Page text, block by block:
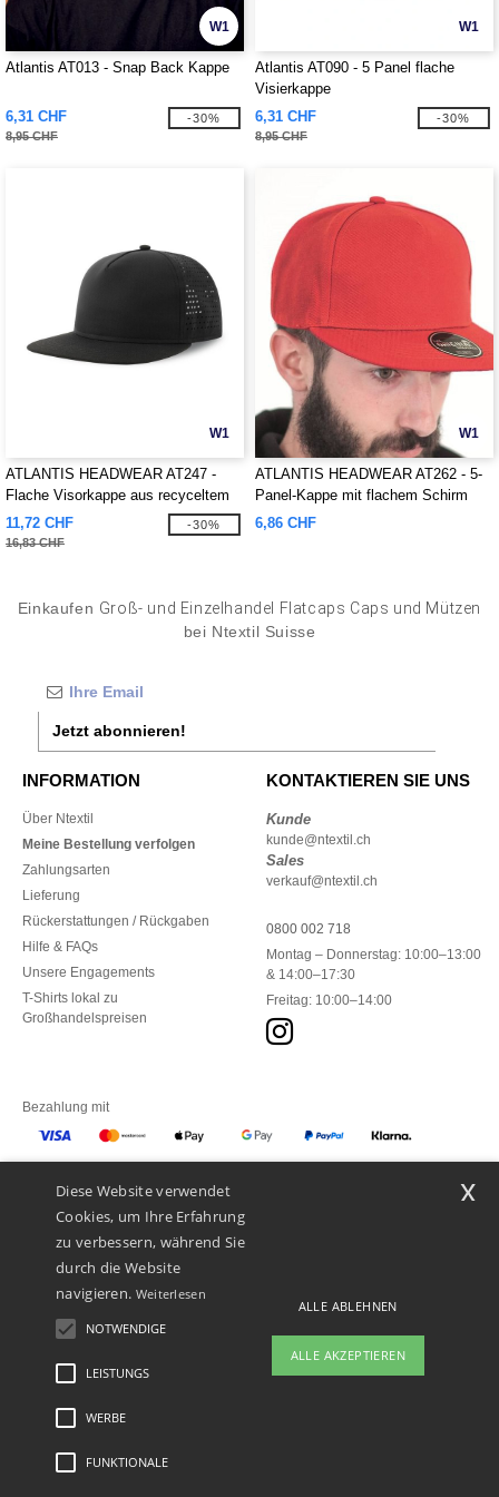
W1
Atlantis AT013 - Snap Back Kappe
6,31 CHF
8,95 CHF
-30%
W1
Atlantis AT090 - 5 Panel flache
Visierkappe
6,31 CHF
8,95 CHF
-30%
W1
ATLANTIS HEADWEAR AT247 -
Flache Visorkappe aus recyceltem
Polyester
11,72 CHF
16,83 CHF
-30%
W1
ATLANTIS HEADWEAR AT262 - 5-
Panel-Kappe mit flachem Schirm
6,86 CHF
Einkaufen Groß- und Einzelhandel Flatcaps Caps und Mützen
bei Ntextil Suisse
Jetzt abonnieren!
INFORMATION
Über Ntextil
Meine Bestellung verfolgen
Zahlungsarten
Lieferung
Rückerstattungen / Rückgaben
Hilfe & FAQs
Unsere Engagements
T-Shirts lokal zu
Großhandelspreisen
KONTAKTIEREN SIE UNS
Kunde
kunde@ntextil.ch
Sales
verkauf@ntextil.ch
0800 002 718
Montag – Donnerstag: 10:00–13:00
& 14:00–17:30
Freitag: 10:00–14:00
Bezahlung mit
Unsere Paketzusteller
Rechtliche Hinweise
Diese Website verwendet
Cookies, um Ihre Erfahrung
zu verbessern, während Sie
durch die Website
navigieren. Weiterlesen
NOTWENDIGE
LEISTUNGS
WERBE
FUNKTIONALE
ALLE ABLEHNEN
ALLE AKZEPTIEREN
x